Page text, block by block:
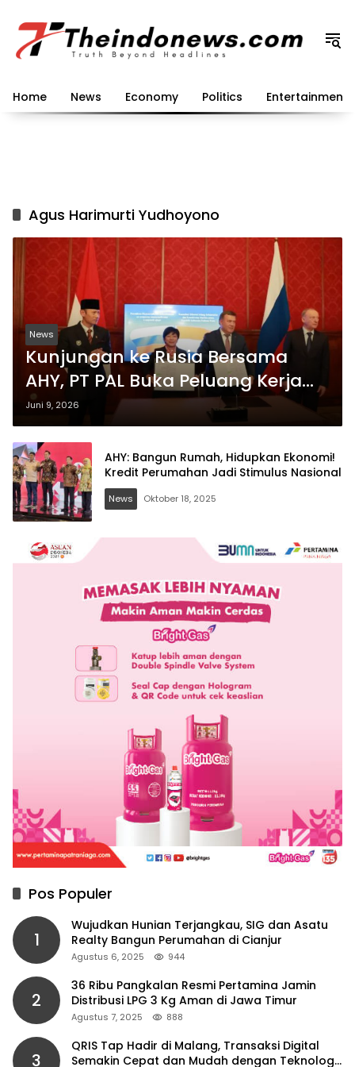
konten
Home News Economy Politics Entertainment
Agus Harimurti Yudhoyono
News
Kunjungan ke Rusia Bersama
AHY, PT PAL Buka Peluang Kerja
Sama Industri Kapal
Juni 9, 2026
AHY: Bangun Rumah, Hidupkan Ekonomi!
Kredit Perumahan Jadi Stimulus Nasional
News Oktober 18, 2025
Pos Populer
1
Wujudkan Hunian Terjangkau, SIG dan Asatu
Realty Bangun Perumahan di Cianjur
Agustus 6, 2025 944
2
36 Ribu Pangkalan Resmi Pertamina Jamin
Distribusi LPG 3 Kg Aman di Jawa Timur
Agustus 7, 2025 888
3
QRIS Tap Hadir di Malang, Transaksi Digital
Semakin Cepat dan Mudah dengan Teknologi